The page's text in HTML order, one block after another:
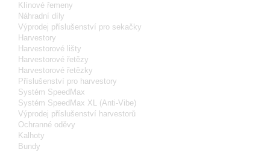
Klínové řemeny
Náhradní díly
Výprodej příslušenství pro sekačky
Harvestory
Harvestorové lišty
Harvestorové řetězy
Harvestorové řetězky
Příslušenství pro harvestory
Systém SpeedMax
Systém SpeedMax XL (Anti-Vibe)
Výprodej příslušenství harvestorů
Ochranné oděvy
Kalhoty
Bundy